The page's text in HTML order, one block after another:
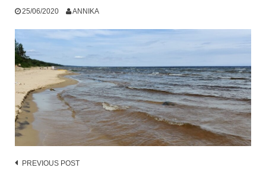
25/06/2020 ANNIKA
Post
PREVIOUS POST